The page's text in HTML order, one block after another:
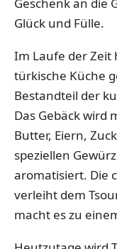
Geschenk an die
Glück und Fülle.
Im Laufe der Zeit
türkische Küche
Bestandteil der
Das Gebäck wird
Butter, Eiern,
speziellen
aromatisiert. Die
verleiht dem
macht es zu